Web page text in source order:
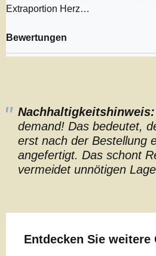
Extraportion Herz…
Bewertungen
Nachhaltigkeitshinweis:
demand! Das bedeutet,
erst nach der Bestellung
angefertigt. Das schont
vermeidet unnötigen
Produktgalerie überspringen
Entdecken Sie